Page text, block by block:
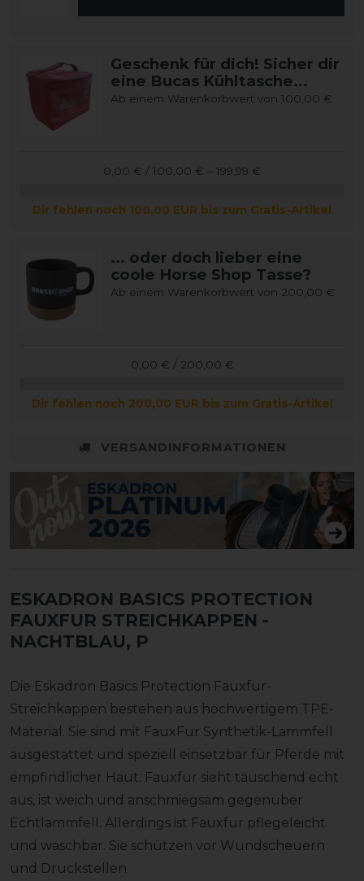
Geschenk für dich! Sicher dir
eine Bucas Kühltasche...
Ab einem Warenkorbwert von 100,00 €
0,00 € / 100,00 € – 199,99 €
Dir fehlen noch 100,00 EUR bis zum Gratis-Artikel
... oder doch lieber eine
coole Horse Shop Tasse?
Ab einem Warenkorbwert von 200,00 €
0,00 € / 200,00 €
Dir fehlen noch 200,00 EUR bis zum Gratis-Artikel
VERSANDINFORMATIONEN
ESKADRON BASICS PROTECTION
FAUXFUR STREICHKAPPEN -
NACHTBLAU, P
Die Eskadron Basics Protection Fauxfur-
Streichkappen bestehen aus hochwertigem TPE-
Material. Sie sind mit FauxFur Synthetik-Lammfell
ausgestattet und speziell einsetzbar für Pferde mit
empfindlicher Haut. Fauxfur sieht täuschend echt
aus, ist weich und anschmiegsam gegenüber
Echtlammfell. Allerdings ist Fauxfur pflegeleicht
und waschbar. Sie schützen vor Wundscheuern
und Druckstellen